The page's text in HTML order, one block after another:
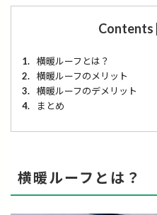
Contents
1.
横暖ルーフとは？
2.
横暖ルーフのメリット
3.
横暖ルーフのデメリット
4.
まとめ
横暖ルーフとは？